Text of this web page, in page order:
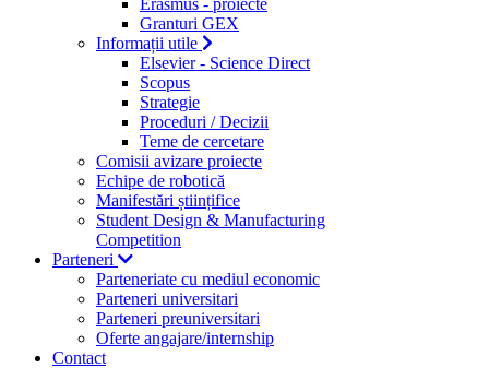
Erasmus - proiecte
Granturi GEX
Informații utile
Elsevier - Science Direct
Scopus
Strategie
Proceduri / Decizii
Teme de cercetare
Comisii avizare proiecte
Echipe de robotică
Manifestări științifice
Student Design & Manufacturing
Competition
Parteneri
Parteneriate cu mediul economic
Parteneri universitari
Parteneri preuniversitari
Oferte angajare/internship
Contact